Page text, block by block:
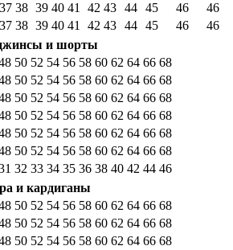
37 38 39 40 41 42 43 44 45 46
46
37 38 39 40 41 42 43 44 45 46
46
и шорты
50 52 54 56 58 60 62 64 66 68
50 52 54 56 58 60 62 64 66 68
50 52 54 56 58 60 62 64 66 68
50 52 54 56 58 60 62 64 66 68
50 52 54 56 58 60 62 64 66 68
50 52 54 56 58 60 62 64 66 68
32 33 34 35 36 38 40 42 44 46
и кардиганы
50 52 54 56 58 60 62 64 66 68
50 52 54 56 58 60 62 64 66 68
50 52 54 56 58 60 62 64 66 68